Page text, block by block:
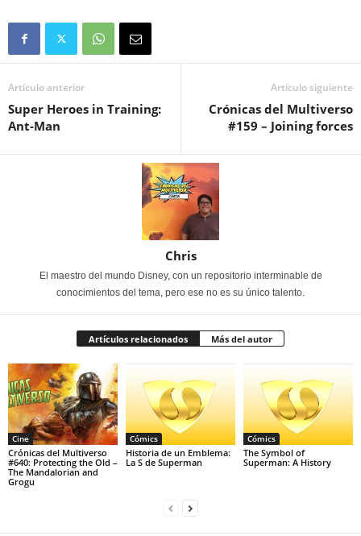
Artículo anterior
Super Heroes in Training:
Ant-Man
Artículo siguiente
Crónicas del Multiverso
#159 – Joining forces
Chris
El maestro del mundo Disney, con un repositorio interminable de
conocimientos del tema, pero ese no es su único talento.
Artículos relacionados Más del autor
Cine
Crónicas del Multiverso
#640: Protecting the Old –
The Mandalorian and
Grogu
Cómics
Historia de un Emblema:
La S de Superman
Cómics
The Symbol of
Superman: A History